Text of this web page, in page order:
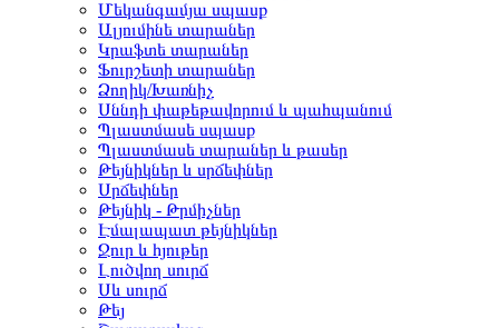
Մեկանգամյա սպասք
Ալյումինե տարաներ
Կրաֆտե տարաներ
Ֆուրշետի տարաներ
Ձողիկ/Խառնիչ
Սննդի փաթեթավորում և պահպանում
Պլաստմասե սպասք
Պլաստմասե տարաներ և թասեր
Թեյնիկներ և սրճեփներ
Սրճեփներ
Թեյնիկ - Թրմիչներ
Էմալապատ թեյնիկներ
Ջուր և հյութեր
Լուծվող սուրճ
Սև սուրճ
Թեյ